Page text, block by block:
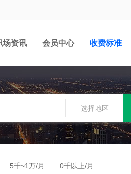
场资讯 会员中心 收费标准
选择地区
5千~1万/月 0千以上/月